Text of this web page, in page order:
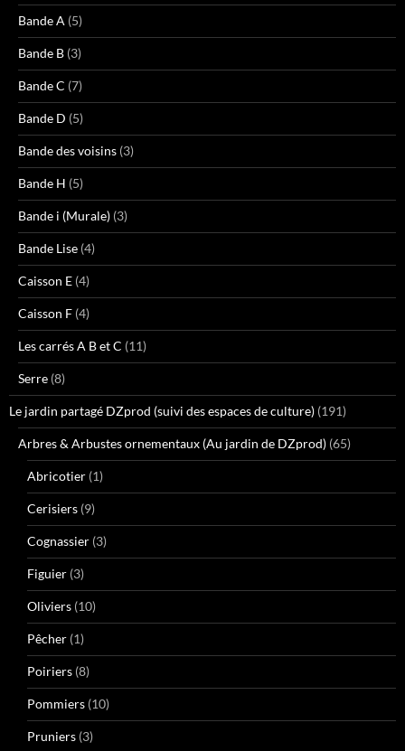
Bande A (5)
Bande B (3)
Bande C (7)
Bande D (5)
Bande des voisins (3)
Bande H (5)
Bande i (Murale) (3)
Bande Lise (4)
Caisson E (4)
Caisson F (4)
Les carrés A B et C (11)
Serre (8)
Le jardin partagé DZprod (suivi des espaces de culture) (191)
Arbres & Arbustes ornementaux (Au jardin de DZprod) (65)
Abricotier (1)
Cerisiers (9)
Cognassier (3)
Figuier (3)
Oliviers (10)
Pêcher (1)
Poiriers (8)
Pommiers (10)
Pruniers (3)